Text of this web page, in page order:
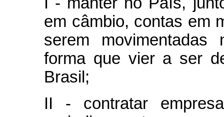
em câmbio, contas em
serem
forma que vier a ser
Brasil;
II - contratar